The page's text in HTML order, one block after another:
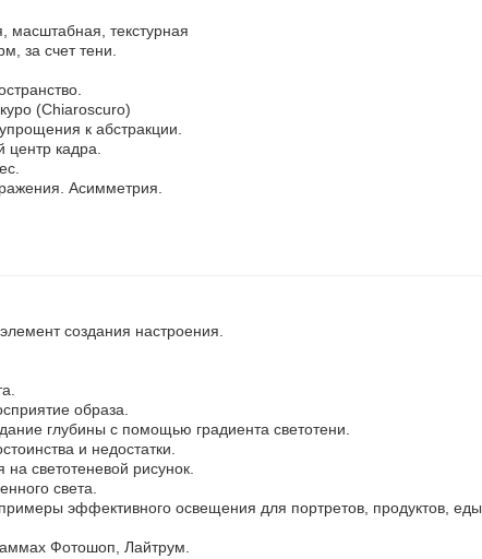
масштабная, текстурная
за счет тени.
(Chiaroscuro)
к абстракции.
кадра.
Асимметрия.
создания настроения.
образа.
глубины с помощью градиента светотени.
и недостатки.
светотеневой рисунок.
света.
эффективного освещения для портретов, продуктов, еды,
Фотошоп, Лайтрум.